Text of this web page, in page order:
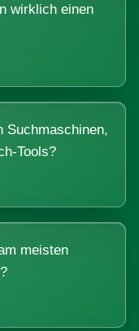
wirklich einen
Suchmaschinen,
Tools?
meisten